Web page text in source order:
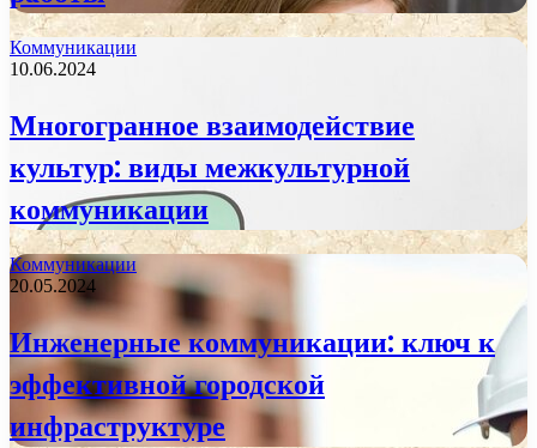
Коммуникации
10.06.2024
Многогранное взаимодействие
культур: виды межкультурной
коммуникации
Коммуникации
20.05.2024
Инженерные коммуникации: ключ к
эффективной городской
инфраструктуре